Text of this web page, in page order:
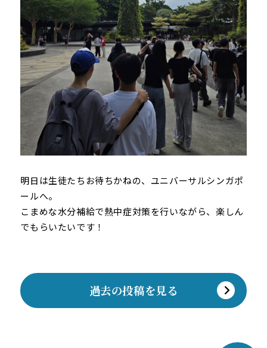
明日は生徒たちお待ちかねの、ユニバーサルシンガポ
ールへ。
こまめな水分補給で熱中症対策を行いながら、楽しん
でもらいたいです！
過去の投稿を見る